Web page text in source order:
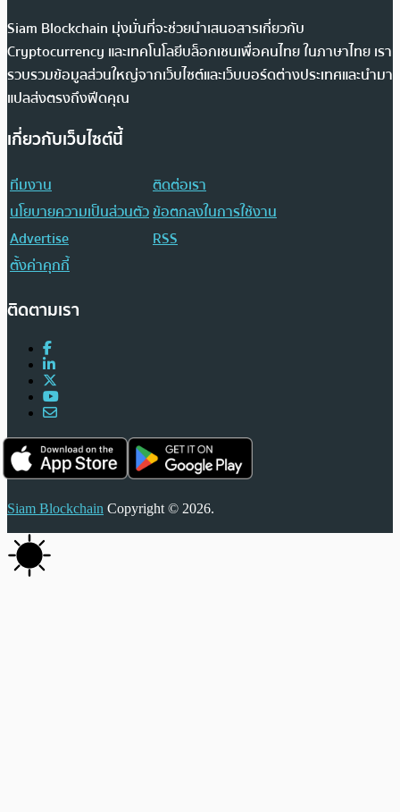
Siam Blockchain มุ่งมั่นที่จะช่วยนำเสนอสารเกี่ยวกับ
Cryptocurrency และเทคโนโลยีบล็อกเชนเพื่อคนไทย ในภาษาไทย เรา
รวบรวมข้อมูลส่วนใหญ่จากเว็บไซต์และเว็บบอร์ดต่างประเทศและนำมา
แปลส่งตรงถึงฟีดคุณ
เกี่ยวกับเว็บไซต์นี้
ทีมงาน
ติดต่อเรา
นโยบายความเป็นส่วนตัวข้อตกลงในการใช้งาน
Advertise
RSS
ตั้งค่าคุกกี้
ติดตามเรา
Siam Blockchain Copyright © 2026.